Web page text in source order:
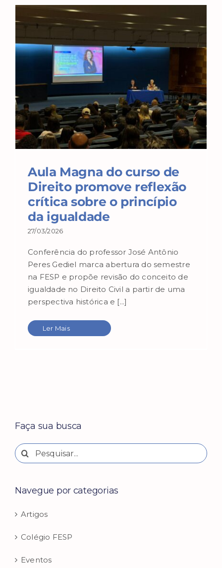
Aula Magna do curso de
Direito promove reflexão
crítica sobre o princípio
da igualdade
27/03/2026
Conferência do professor José Antônio
Peres Gediel marca abertura do semestre
na FESP e propõe revisão do conceito de
igualdade no Direito Civil a partir de uma
perspectiva histórica e [...]
Ler Mais
Faça sua busca
Buscar
resultados
Navegue por categorias
Artigos
Colégio FESP
Eventos